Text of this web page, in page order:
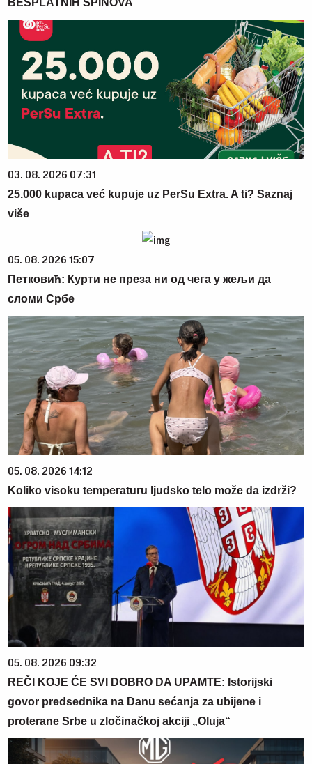
03. 08. 2026 07:31
25.000 kupaca već kupuje uz PerSu Extra. A ti? Saznaj
više
05. 08. 2026 15:07
Петковић: Курти не преза ни од чега у жељи да
сломи Србе
05. 08. 2026 14:12
Koliko visoku temperaturu ljudsko telo može da izdrži?
05. 08. 2026 09:32
REČI KOJE ĆE SVI DOBRO DA UPAMTE: Istorijski
govor predsednika na Danu sećanja za ubijene i
proterane Srbe u zločinačkoj akciji „Oluja“